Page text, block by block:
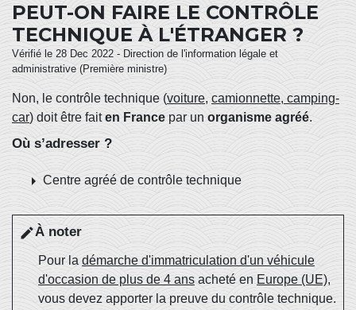
PEUT-ON FAIRE LE CONTRÔLE
TECHNIQUE À L'ÉTRANGER ?
Vérifié le 28 Dec 2022 - Direction de l'information légale et
administrative (Première ministre)
Non, le contrôle technique (voiture, camionnette, camping-
car) doit être faiten France par un organisme agréé.
Où s’adresser ?
arrow_right Centre agréé de contrôle technique
editÀ noter
Pour la démarche d'immatriculation d'un véhicule
d'occasion de plus de 4 ans acheté en Europe (UE),
vous devez apporter la preuve du contrôle technique.